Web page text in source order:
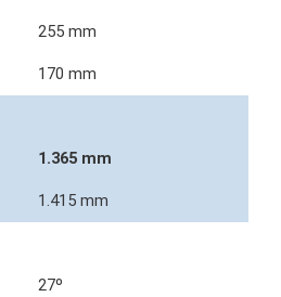
255 mm
170 mm
1.365 mm
1.415 mm
27º